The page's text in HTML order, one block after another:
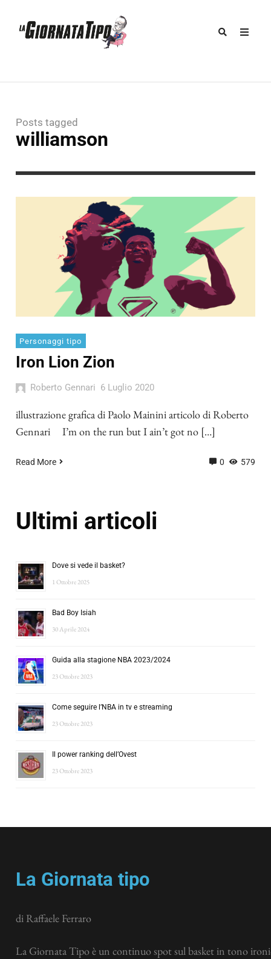
Posts tagged
williamson
Personaggi tipo
Iron Lion Zion
Roberto Gennari 6 Luglio 2020
illustrazione grafica di Paolo Mainini articolo di Roberto
Gennari I’m on the run but I ain’t got no […]
Read More 0 579
Ultimi articoli
Dove si vede il basket?
1 Ottobre 2025
Bad Boy Isiah
30 Aprile 2024
Guida alla stagione NBA 2023/2024
23 Ottobre 2023
Come seguire l’NBA in tv e streaming
23 Ottobre 2023
Il power ranking dell’Ovest
23 Ottobre 2023
La Giornata tipo
di Raffaele Ferraro
La Giornata Tipo è un continuo spot sul basket in tono